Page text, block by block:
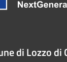
di Lozzo di